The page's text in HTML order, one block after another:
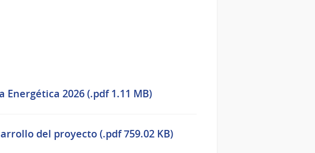
2026 (.pdf 1.11 MB)
del proyecto (.pdf 759.02 KB)